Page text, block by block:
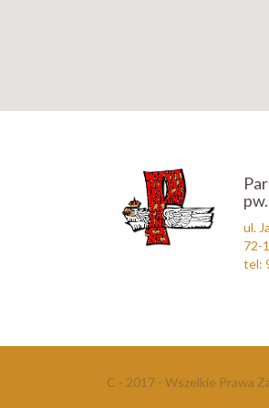
ul.
72-
tel:
C - 2017 - Wszelkie Prawa